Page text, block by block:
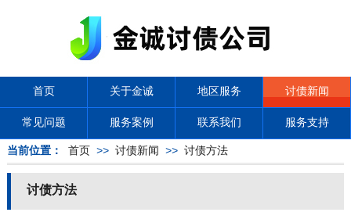
首页 关于金诚 地区服务 讨债新闻
常见问题 服务案例 联系我们 服务支持
当前位置： 首页 >> 讨债新闻 >> 讨债方法
讨债方法